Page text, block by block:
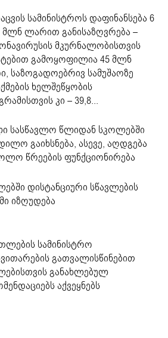
სამინისტროს დაფინანსება 6
მლნ ლარით განისაზღვრება –
მკურნალობისთვის
გამოყოფილია 45 მლნ
საზოგადოებრივ სამუშაოზე
ხელშეწყობის
კი – 39,8...
სასწავლო წლიდან სკოლებში
გაიხსნება, ასევე, აღდგება
წრეების ფუნქციონირება
დისტანციური სწავლების
იზღუდება
სამინისტრო
გათვალისწინებით
განახლებულ
აქვეყნებს